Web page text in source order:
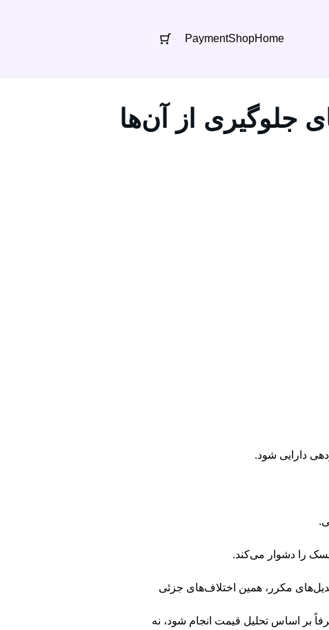
Home
Shop
Payment
دارایی شود.
را دشوار می‌کند.
مکرر، همین اختلاف‌های جزئی
بر اساس تحلیل قیمت انجام شود، نه